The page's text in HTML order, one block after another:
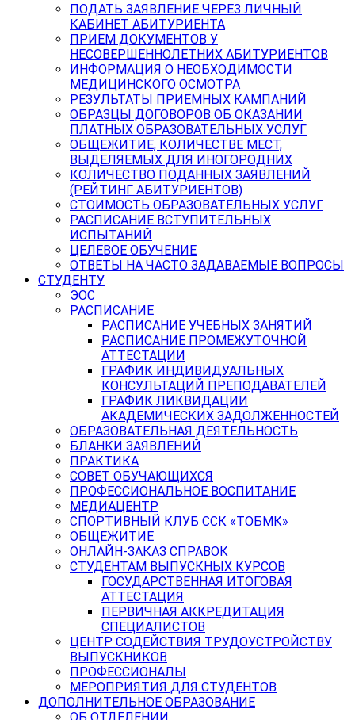
ПОДАТЬ ЗАЯВЛЕНИЕ ЧЕРЕЗ ЛИЧНЫЙ
КАБИНЕТ АБИТУРИЕНТА
ПРИЕМ ДОКУМЕНТОВ У
НЕСОВЕРШЕННОЛЕТНИХ АБИТУРИЕНТОВ
ИНФОРМАЦИЯ О НЕОБХОДИМОСТИ
МЕДИЦИНСКОГО ОСМОТРА
РЕЗУЛЬТАТЫ ПРИЕМНЫХ КАМПАНИЙ
ОБРАЗЦЫ ДОГОВОРОВ ОБ ОКАЗАНИИ
ПЛАТНЫХ ОБРАЗОВАТЕЛЬНЫХ УСЛУГ
ОБЩЕЖИТИЕ, КОЛИЧЕСТВЕ МЕСТ,
ВЫДЕЛЯЕМЫХ ДЛЯ ИНОГОРОДНИХ
КОЛИЧЕСТВО ПОДАННЫХ ЗАЯВЛЕНИЙ
(РЕЙТИНГ АБИТУРИЕНТОВ)
СТОИМОСТЬ ОБРАЗОВАТЕЛЬНЫХ УСЛУГ
РАСПИСАНИЕ ВСТУПИТЕЛЬНЫХ
ИСПЫТАНИЙ
ЦЕЛЕВОЕ ОБУЧЕНИЕ
ОТВЕТЫ НА ЧАСТО ЗАДАВАЕМЫЕ ВОПРОСЫ
СТУДЕНТУ
ЭОС
РАСПИСАНИЕ
РАСПИСАНИЕ УЧЕБНЫХ ЗАНЯТИЙ
РАСПИСАНИЕ ПРОМЕЖУТОЧНОЙ
АТТЕСТАЦИИ
ГРАФИК ИНДИВИДУАЛЬНЫХ
КОНСУЛЬТАЦИЙ ПРЕПОДАВАТЕЛЕЙ
ГРАФИК ЛИКВИДАЦИИ
АКАДЕМИЧЕСКИХ ЗАДОЛЖЕННОСТЕЙ
ОБРАЗОВАТЕЛЬНАЯ ДЕЯТЕЛЬНОСТЬ
БЛАНКИ ЗАЯВЛЕНИЙ
ПРАКТИКА
СОВЕТ ОБУЧАЮЩИХСЯ
ПРОФЕССИОНАЛЬНОЕ ВОСПИТАНИЕ
МЕДИАЦЕНТР
СПОРТИВНЫЙ КЛУБ ССК «ТОБМК»
ОБЩЕЖИТИЕ
ОНЛАЙН-ЗАКАЗ СПРАВОК
СТУДЕНТАМ ВЫПУСКНЫХ КУРСОВ
ГОСУДАРСТВЕННАЯ ИТОГОВАЯ
АТТЕСТАЦИЯ
ПЕРВИЧНАЯ АККРЕДИТАЦИЯ
СПЕЦИАЛИСТОВ
ЦЕНТР СОДЕЙСТВИЯ ТРУДОУСТРОЙСТВУ
ВЫПУСКНИКОВ
ПРОФЕССИОНАЛЫ
МЕРОПРИЯТИЯ ДЛЯ СТУДЕНТОВ
ДОПОЛНИТЕЛЬНОЕ ОБРАЗОВАНИЕ